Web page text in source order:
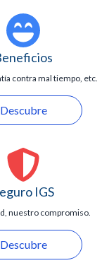
Xailing también
, donde podrás
ambiente
la posibilidad
contra mal tiempo, etc.
Descubre
IGS
nuestro compromiso.
Descubre